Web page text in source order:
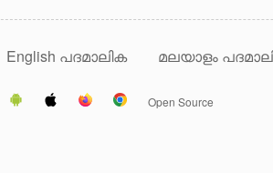
English പദമാലിക മലയാളം
Open Source